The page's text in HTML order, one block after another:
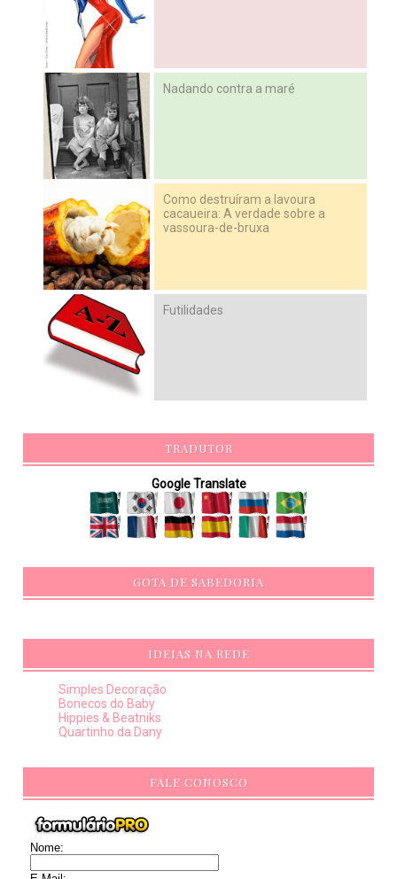
Nadando contra a maré
Como destruíram a lavoura
cacaueira: A verdade sobre a
vassoura-de-bruxa
Futilidades
TRADUTOR
Google Translate
GOTA DE SABEDORIA
IDEIAS NA REDE
Simples Decoração
Bonecos do Baby
Hippies & Beatniks
Quartinho da Dany
FALE CONOSCO
Nome: